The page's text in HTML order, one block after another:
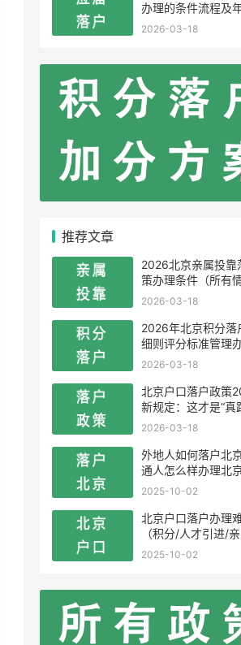
办理的条件流程及
制
2026-03-18
推荐文章
2026北京亲属投靠
策办理条件（所有情
2026-03-18
2026年北京积分落
细则评分标准管理
2026-03-18
北京户口落户政策
新规定：这才是“真
2026-03-18
外地人如何落户北
通人怎么样办理北
口？
2025-10-02
北京户口落户办理
（积分/人才引进/
靠）
2025-10-02